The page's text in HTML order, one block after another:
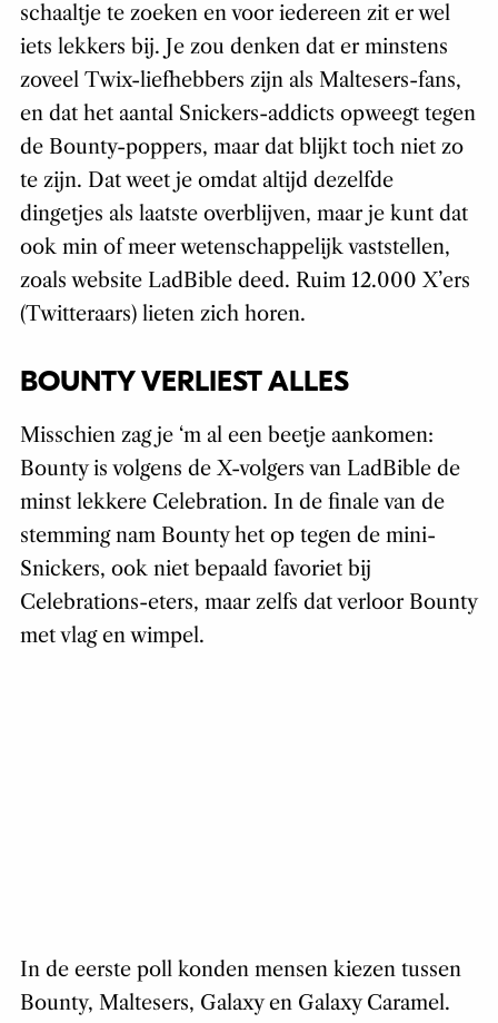
schaaltje te zoeken en voor iedereen zit er wel
iets lekkers bij. Je zou denken dat er minstens
zoveel Twix-liefhebbers zijn als Maltesers-fans,
en dat het aantal Snickers-addicts opweegt tegen
de Bounty-poppers, maar dat blijkt toch niet zo
te zijn. Dat weet je omdat altijd dezelfde
dingetjes als laatste overblijven, maar je kunt dat
ook min of meer wetenschappelijk vaststellen,
zoals website LadBible deed. Ruim 12.000 X’ers
(Twitteraars) lieten zich horen.
BOUNTY VERLIEST ALLES
Misschien zag je ‘m al een beetje aankomen:
Bounty is volgens de X-volgers van LadBible de
minst lekkere Celebration. In de finale van de
stemming nam Bounty het op tegen de mini-
Snickers, ook niet bepaald favoriet bij
Celebrations-eters, maar zelfs dat verloor Bounty
met vlag en wimpel.
In de eerste poll konden mensen kiezen tussen
Bounty, Maltesers, Galaxy en Galaxy Caramel.